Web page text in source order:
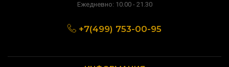
Ежедневно: 10.00 - 21.30
+7(499) 753-00-95